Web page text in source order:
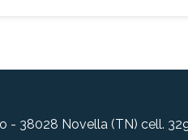
- 38028 Novella (TN) cell.